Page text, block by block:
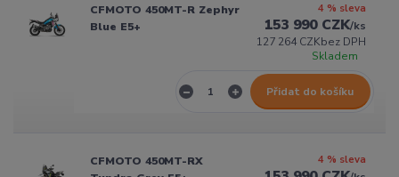
CFMOTO 450MT-R Zephyr
Blue E5+
4 % sleva
153 990 CZK/ks
127 264 CZKbez DPH
Skladem
Přidat do košíku
CFMOTO 450MT-RX
4 % sleva